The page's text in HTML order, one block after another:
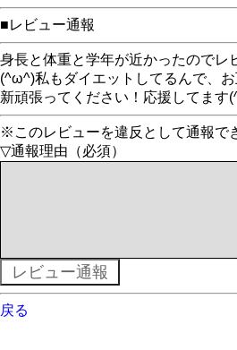
■レビュー通報
身長と体重と学年が近かったのでレ
(^ω^)私もダイエットしてるんで、
新頑張ってください！応援してます
※このレビューを違反として通報で
▽通報理由（必須）
戻る